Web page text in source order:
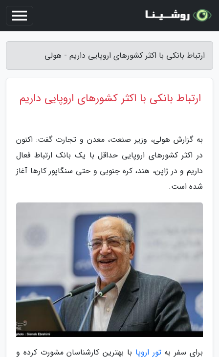
ارتباط بانکی با اکثر کشورهای اروپایی داریم - هولی
ارتباط بانکی با اکثر کشورهای اروپایی داریم
به گزارش هولی، وزیر صنعت، معدن و تجارت گفت: اکنون
در اکثر کشورهای اروپایی حداقل با یک بانک ارتباط فعال
داریم و در ژاپن، هند، کره جنوبی و حتی سنگاپور کارها آغاز
شده است.
برای سفر بهتور اروپا با بهترین کارشناسان مشورت کرده و